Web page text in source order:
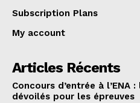
Subscription Plans
My account
Articles Récents
Concours d’entrée à l’ENA
dévoilés pour les épreuves